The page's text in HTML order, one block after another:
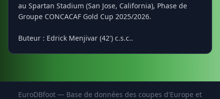
au Spartan Stadium (San Jose, California), Phase de
Groupe CONCACAF Gold Cup 2025/2026.
Buteur : Edrick Menjivar (42') c.s.c..
EuroDBfoot — Base de données des coupes d'Europe et